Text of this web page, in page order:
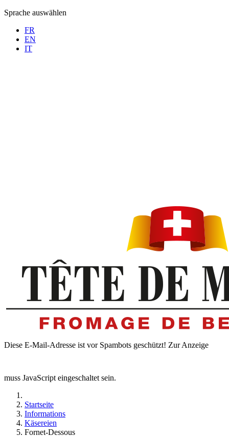
Sprache auswählen
FR
EN
IT
Diese E-Mail-Adresse ist vor Spambots geschützt! Zur Anzeige
muss JavaScript eingeschaltet sein.
Startseite
Informations
Käsereien
Fornet-Dessous